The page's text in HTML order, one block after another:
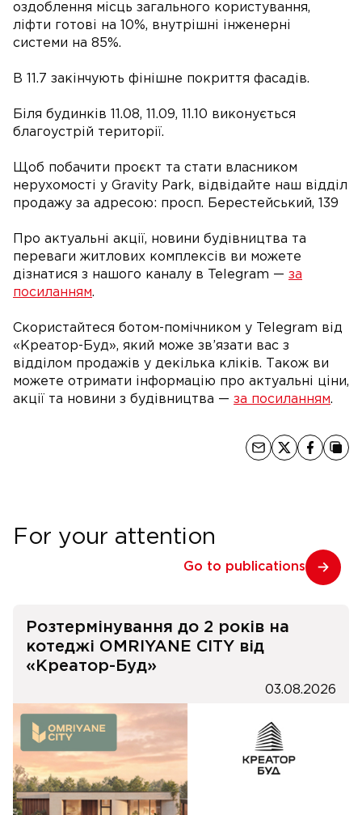
оздоблення місць загального користування,
ліфти готові на 10%, внутрішні інженерні
системи на 85%.
В 11.7 закінчують фінішне покриття фасадів.
Біля будинків 11.08, 11.09, 11.10 виконується
благоустрій території.
Щоб побачити проєкт та стати власником
нерухомості у Gravity Park, відвідайте наш відділ
продажу за адресою: просп. Берестейський, 139
Про актуальні акції, новини будівництва та
переваги житлових комплексів ви можете
дізнатися з нашого каналу в Telegram — за
посиланням.
Скористайтеся ботом-помічником у Telegram від
«Креатор-Буд», який може зв’язати вас з
відділом продажів у декілька кліків. Також ви
можете отримати інформацію про актуальні ціни,
акції та новини з будівництва — за посиланням.
For your attention
Go to publications
Розтермінування до 2 років на
котеджі OMRIYANE CITY від
«Креатор-Буд»
03.08.2026